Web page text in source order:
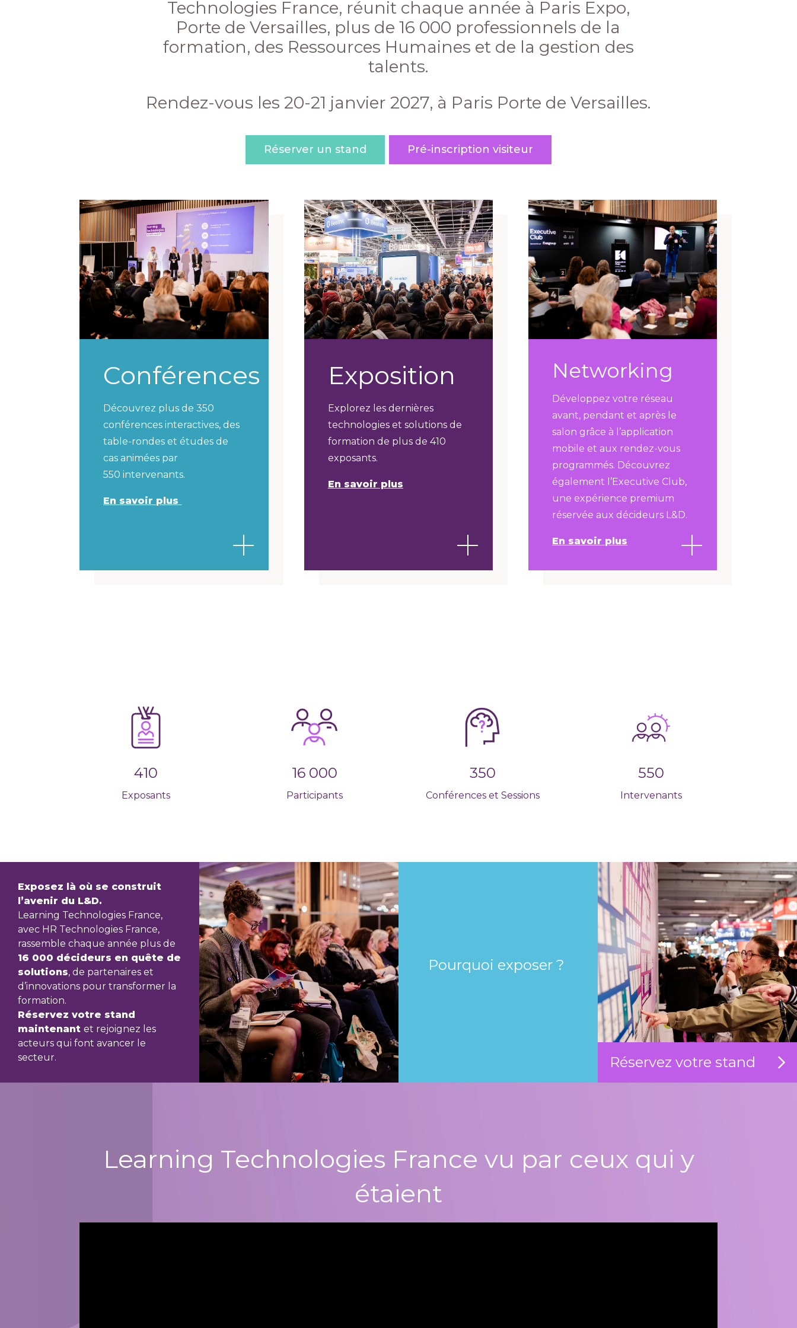
Technologies France, réunit chaque année à Paris Expo,
Porte de Versailles, plus de 16 000 professionnels de la
formation, des Ressources Humaines et de la gestion des
talents.
Rendez-vous les 20-21 janvier 2027, à Paris Porte de Versailles.
Réserver un stand Pré-inscription visiteur
Conférences
Découvrez plus de 350
conférences interactives, des
table-rondes et études de
cas animées par
550 intervenants.
En savoir plus
Exposition
Explorez les dernières
technologies et solutions de
formation de plus de 410
exposants.
En savoir plus
Networking
Développez votre réseau
avant, pendant et après le
salon grâce à l’application
mobile et aux rendez-vous
programmés. Découvrez
également l’Executive Club,
une expérience premium
réservée aux décideurs L&D.
En savoir plus
410
Exposants
16 000
Participants
350
Conférences et Sessions
550
Intervenants
Exposez là où se construit
l’avenir du L&D.
Learning Technologies France,
avec HR Technologies France,
rassemble chaque année plus de
16 000 décideurs en quête de
solutions, de partenaires et
d’innovations pour transformer la
formation.
Réservez votre stand
maintenant et rejoignez les
acteurs qui font avancer le
secteur.
Pourquoi exposer ?
Réservez votre stand
Learning Technologies France vu par ceux qui y
étaient